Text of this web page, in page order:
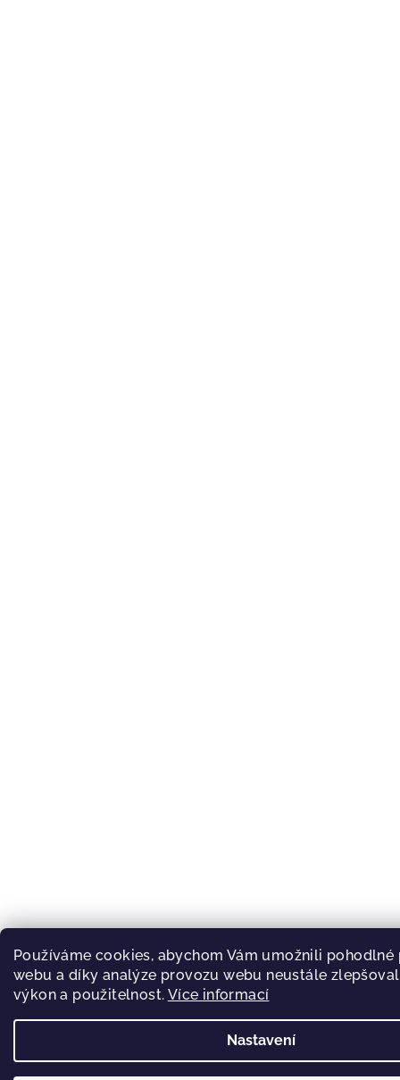
Používáme cookies, abychom Vám umožnili pohodlné
webu a díky analýze provozu webu neustále
výkon a použitelnost. Více informací
Nastavení